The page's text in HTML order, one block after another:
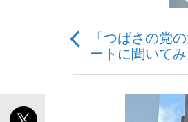
「敗因分析は
キングの誕生
「つばさの党
ートに聞いて